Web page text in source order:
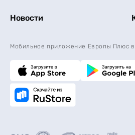
Новости
Мобильное приложение Европы Плюс